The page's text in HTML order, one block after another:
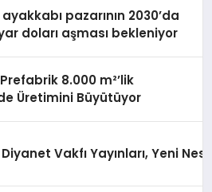
pazarının 2030’da
doları aşması bekleniyor
8.000 m²’lik
Üretimini Büyütüyor
Vakfı Yayınları, Yeni